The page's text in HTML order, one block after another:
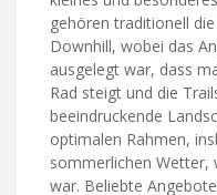
gehören traditionell
Downhill, wobei das
ausgelegt war, dass
Rad steigt und die
beeindruckende
optimalen Rahmen,
sommerlichen Wetter,
war. Beliebte